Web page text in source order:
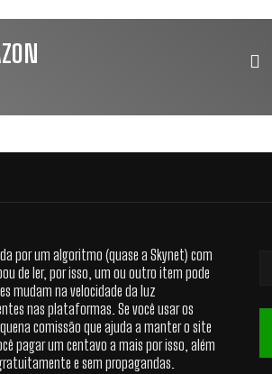
por um algoritmo (quase a Skynet) com
de ler, por isso, um ou outro item pode
mudam na velocidade da luz
nas plataformas. Se você usar os
comissão que ajuda a manter o site
pagar um centavo a mais por isso, além
e sem propagandas.